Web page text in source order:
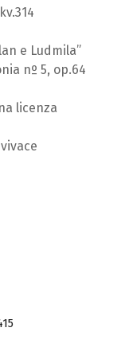
e Ludmila”
nº 5, op.64
licenza